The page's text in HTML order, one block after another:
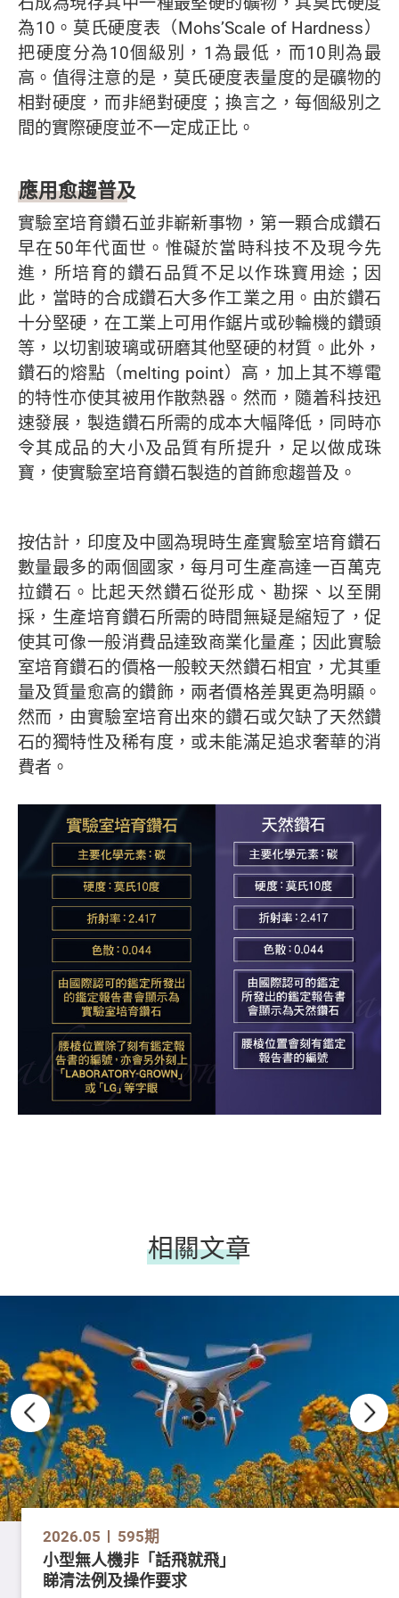
為10。莫氏硬度表（Mohs’Scale of Hardness）
把硬度分為10個級別，1為最低，而10則為最
高。值得注意的是，莫氏硬度表量度的是礦物的
相對硬度，而非絕對硬度；換言之，每個級別之
間的實際硬度並不一定成正比。
應用愈趨普及
實驗室培育鑽石並非嶄新事物，第一顆合成鑽石
早在50年代面世。惟礙於當時科技不及現今先
進，所培育的鑽石品質不足以作珠寶用途；因
此，當時的合成鑽石大多作工業之用。由於鑽石
十分堅硬，在工業上可用作鋸片或砂輪機的鑽頭
等，以切割玻璃或研磨其他堅硬的材質。此外，
鑽石的熔點（melting point）高，加上其不導電
的特性亦使其被用作散熱器。然而，隨着科技迅
速發展，製造鑽石所需的成本大幅降低，同時亦
令其成品的大小及品質有所提升，足以做成珠
寶，使實驗室培育鑽石製造的首飾愈趨普及。
按估計，印度及中國為現時生產實驗室培育鑽石
數量最多的兩個國家，每月可生產高達一百萬克
拉鑽石。比起天然鑽石從形成、勘探、以至開
採，生產培育鑽石所需的時間無疑是縮短了，促
使其可像一般消費品達致商業化量產；因此實驗
室培育鑽石的價格一般較天然鑽石相宜，尤其重
量及質量愈高的鑽飾，兩者價格差異更為明顯。
然而，由實驗室培育出來的鑽石或欠缺了天然鑽
石的獨特性及稀有度，或未能滿足追求奢華的消
費者。
相關文章
2026.05 595期
小型無人機非「話飛就飛」
睇清法例及操作要求